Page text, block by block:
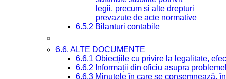
legii, precum si alte drepturi
prevazute de acte normative
6.5.2 Bilanturi contabile
6.6. ALTE DOCUMENTE
6.6.1 Obiecțiile cu privire la legalitate,
6.6.2 Informații din oficiu asupra
6.6.3 Minutele în care se consemnează,